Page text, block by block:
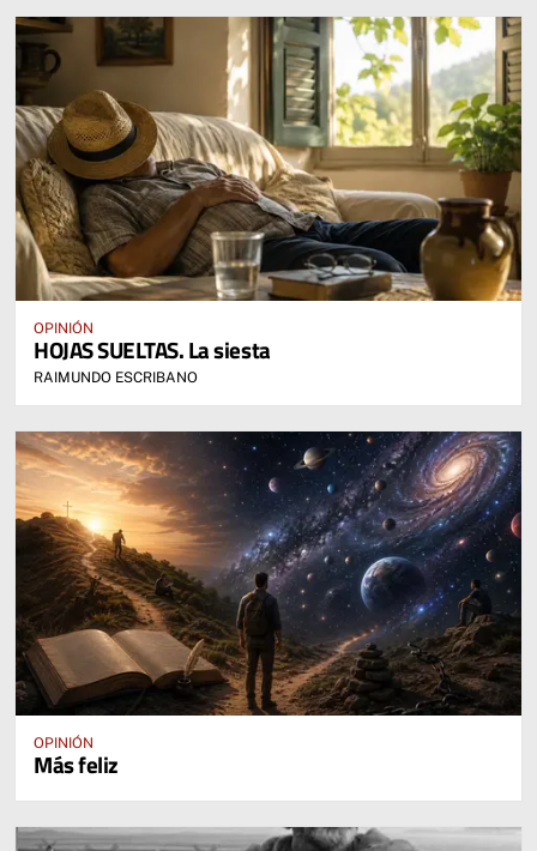
OPINIÓN
HOJAS SUELTAS. La siesta
RAIMUNDO ESCRIBANO
OPINIÓN
Más feliz